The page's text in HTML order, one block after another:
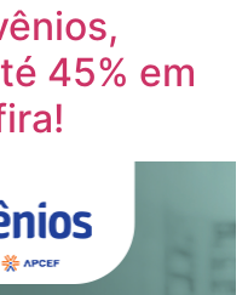
45% em